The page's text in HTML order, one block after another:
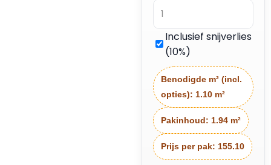
R
a
v
n
n
a
Si
e
n
Inclusief snijverlies
(10%)
Benodigde m² (incl.
opties): 1.10 m²
Pakinhoud: 1.94 m²
Prijs per pak: 155.10